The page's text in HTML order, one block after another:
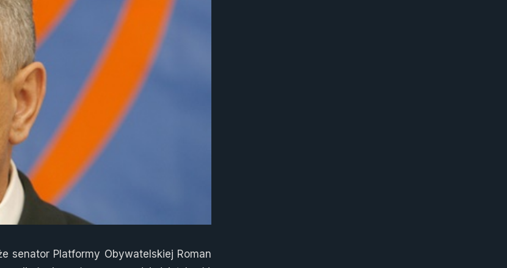
senator Platformy Obywatelskiej Roman